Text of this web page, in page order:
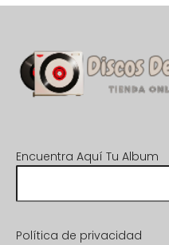
Encuentra Aquí Tu Album
Política de privacidad